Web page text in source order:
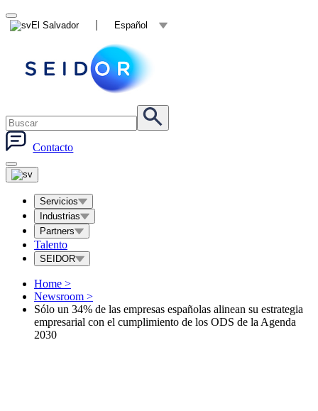
El Salvador Español
Contacto
Servicios
Industrias
Partners
Talento
SEIDOR
Home >
Newsroom >
Sólo un 34% de las empresas españolas alinean su estrategia
empresarial con el cumplimiento de los ODS de la Agenda
2030